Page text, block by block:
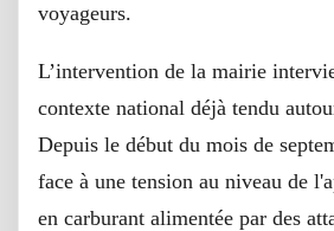
voyageurs.
L’intervention de la mairie
contexte national déjà tendu
Depuis le début du mois de
face à une tension au niveau de
en carburant alimentée par des